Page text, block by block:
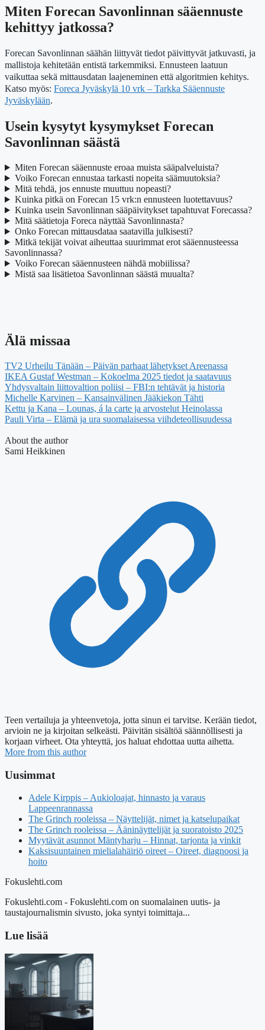
Miten Forecan Savonlinnan sääennuste
kehittyy jatkossa?
Forecan Savonlinnan säähän liittyvät tiedot päivittyvät jatkuvasti, ja
mallistoja kehitetään entistä tarkemmiksi. Ennusteen laatuun
vaikuttaa sekä mittausdatan laajeneminen että algoritmien kehitys.
Katso myös: Foreca Jyväskylä 10 vrk – Tarkka Sääennuste
Jyväskylään.
Usein kysytyt kysymykset Forecan
Savonlinnan säästä
Miten Forecan sääennuste eroaa muista sääpalveluista?
Voiko Forecan ennustaa tarkasti nopeita säämuutoksia?
Mitä tehdä, jos ennuste muuttuu nopeasti?
Kuinka pitkä on Forecan 15 vrk:n ennusteen luotettavuus?
Kuinka usein Savonlinnan sääpäivitykset tapahtuvat Forecassa?
Mitä säätietoja Foreca näyttää Savonlinnasta?
Onko Forecan mittausdataa saatavilla julkisesti?
Mitkä tekijät voivat aiheuttaa suurimmat erot sääennusteessa
Savonlinnassa?
Voiko Forecan sääennusteen nähdä mobiilissa?
Mistä saa lisätietoa Savonlinnan säästä muualta?
Älä missaa
TV2 Urheilu Tänään – Päivän parhaat lähetykset Areenassa
IKEA Gustaf Westman – Kokoelma 2025 tiedot ja saatavuus
Yhdysvaltain liittovaltion poliisi – FBI:n tehtävät ja historia
Michelle Karvinen – Kansainvälinen Jääkiekon Tähti
Kettu ja Kana – Lounas, á la carte ja arvostelut Heinolassa
Pauli Virta – Elämä ja ura suomalaisessa viihdeteollisuudessa
About the author
Sami Heikkinen
Teen vertailuja ja yhteenvetoja, jotta sinun ei tarvitse. Kerään tiedot,
arvioin ne ja kirjoitan selkeästi. Päivitän sisältöä säännöllisesti ja
korjaan virheet. Ota yhteyttä, jos haluat ehdottaa uutta aihetta.
More from this author
Uusimmat
Adele Kirppis – Aukioloajat, hinnasto ja varaus
Lappeenrannassa
The Grinch rooleissa – Näyttelijät, nimet ja katselupaikat
The Grinch rooleissa – Ääninäyttelijät ja suoratoisto 2025
Myytävät asunnot Mäntyharju – Hinnat, tarjonta ja vinkit
Kaksisuuntainen mielialahäiriö oireet – Oireet, diagnoosi ja
hoito
Fokuslehti.com
Fokuslehti.com - Fokuslehti.com on suomalainen uutis- ja
taustajournalismin sivusto, joka syntyi toimittaja...
Lue lisää